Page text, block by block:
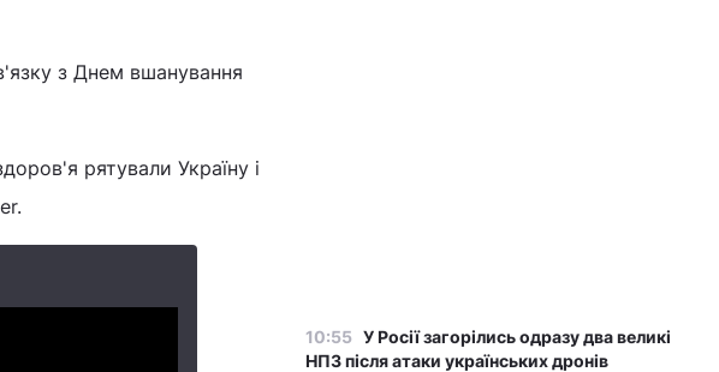
з Днем вшанування
рятували Україну і
10:55 У Росії загорілись одразу два великі
НПЗ після атаки українських дронів